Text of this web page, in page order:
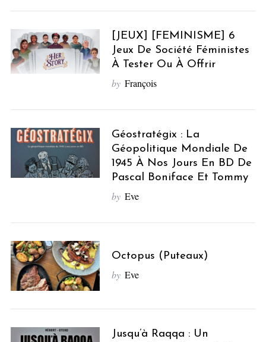
[JEUX] [FEMINISME] 6
Jeux De Société Féministes
À Tester Ou À Offrir
by François
Géostratégix : La
Géopolitique Mondiale De
1945 À Nos Jours En BD De
Pascal Boniface Et Tommy
by Eve
Octopus (Puteaux)
by Eve
Jusqu’à Raqqa : Un